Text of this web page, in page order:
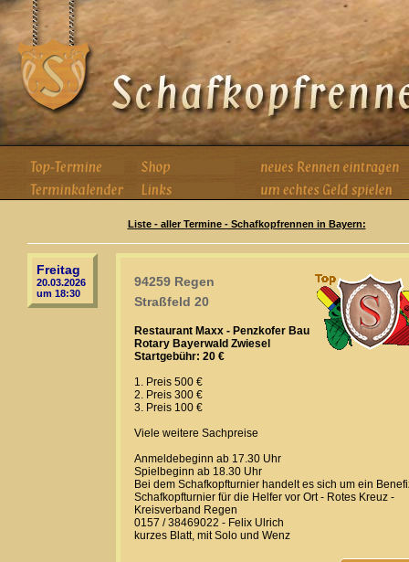
Liste - aller Termine - Schafkopfrennen in Bayern:
Freitag
20.03.2026
um 18:30
94259 Regen
Straßfeld 20
Restaurant Maxx - Penzkofer Bau
Rotary Bayerwald Zwiesel
Startgebühr: 20 €
1. Preis 500 €
2. Preis 300 €
3. Preis 100 €
Viele weitere Sachpreise
Anmeldebeginn ab 17.30 Uhr
Spielbeginn ab 18.30 Uhr
Bei dem Schafkopfturnier handelt es sich um ein
Schafkopfturnier für die Helfer vor Ort - Rotes Kreuz -
Kreisverband Regen
0157 / 38469022 - Felix Ulrich
kurzes Blatt, mit Solo und Wenz